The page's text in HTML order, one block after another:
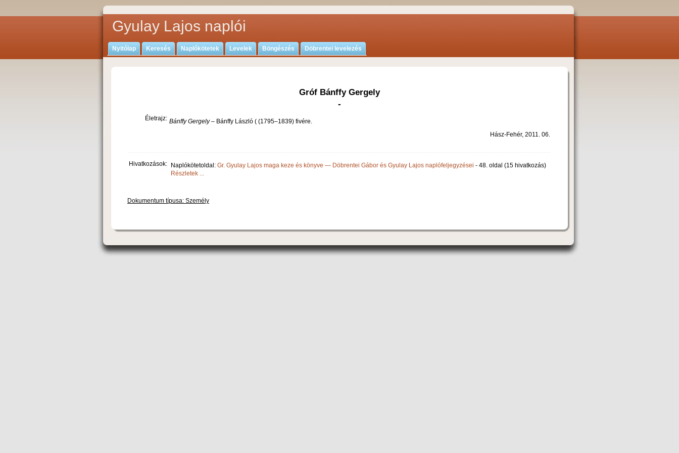
Gyulay Lajos naplói
Nyitólap Keresés Naplókötetek Levelek Böngészés Döbrentei levelezés
Gróf Bánffy Gergely
-
Életrajz: Bánffy Gergely– Bánffy László ( (1795–1839) fivére.
Hász-Fehér, 2011. 06.
Hivatkozások: Naplókötetoldal: Gr. Gyulay Lajos maga keze és könyve — Döbrentei Gábor és Gyulay Lajos naplófeljegyzései - 48. oldal (15 hivatkozás)
Részletek ...
Dokumentum típusa: Személy